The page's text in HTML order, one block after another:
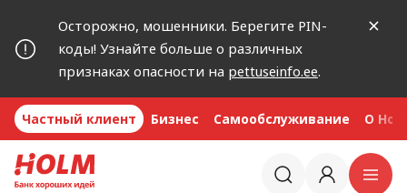
Осторожно, мошенники. Берегите PIN-
коды! Узнайте больше о различных
признаках опасности на pettuseinfo.ee.
Частный клиент Бизнес Самообслуживание O